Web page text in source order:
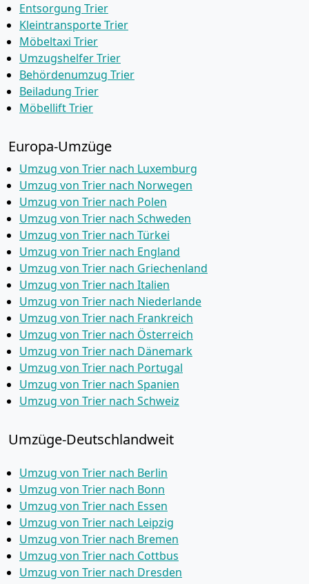
Entsorgung Trier
Kleintransporte Trier
Möbeltaxi Trier
Umzugshelfer Trier
Behördenumzug Trier
Beiladung Trier
Möbellift Trier
Europa-Umzüge
Umzug von Trier nach Luxemburg
Umzug von Trier nach Norwegen
Umzug von Trier nach Polen
Umzug von Trier nach Schweden
Umzug von Trier nach Türkei
Umzug von Trier nach England
Umzug von Trier nach Griechenland
Umzug von Trier nach Italien
Umzug von Trier nach Niederlande
Umzug von Trier nach Frankreich
Umzug von Trier nach Österreich
Umzug von Trier nach Dänemark
Umzug von Trier nach Portugal
Umzug von Trier nach Spanien
Umzug von Trier nach Schweiz
Umzüge-Deutschlandweit
Umzug von Trier nach Berlin
Umzug von Trier nach Bonn
Umzug von Trier nach Essen
Umzug von Trier nach Leipzig
Umzug von Trier nach Bremen
Umzug von Trier nach Cottbus
Umzug von Trier nach Dresden